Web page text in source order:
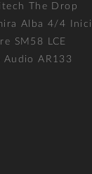
The Drop
Alba 4/4
SM58 LCE
Audio AR133